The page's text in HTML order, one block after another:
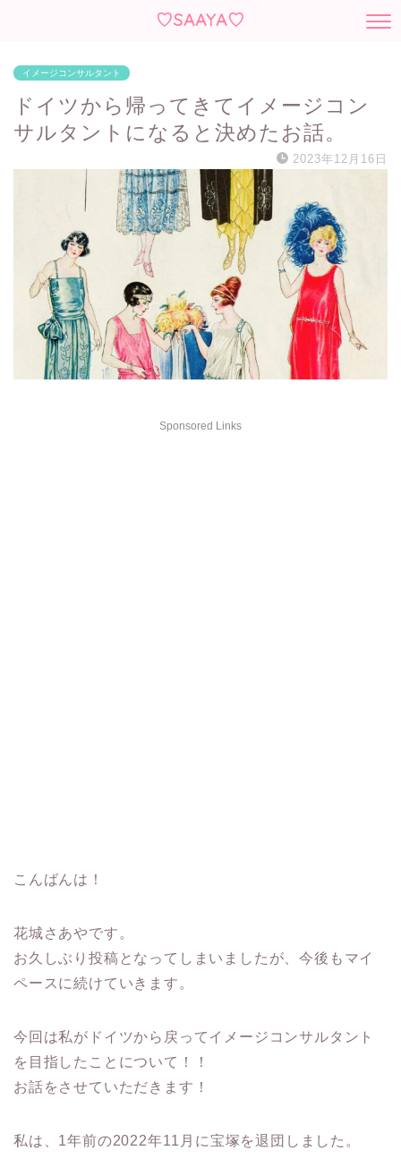
♡SAAYA♡
イメージコンサルタント
ドイツから帰ってきてイメージコン
サルタントになると決めたお話。
2023年12月16日
Sponsored Links
こんばんは！
花城さあやです。
お久しぶり投稿となってしまいましたが、今後もマイ
ペースに続けていきます。
今回は私がドイツから戻ってイメージコンサルタント
を目指したことについて！！
お話をさせていただきます！
私は、1年前の2022年11月に宝塚を退団しました。